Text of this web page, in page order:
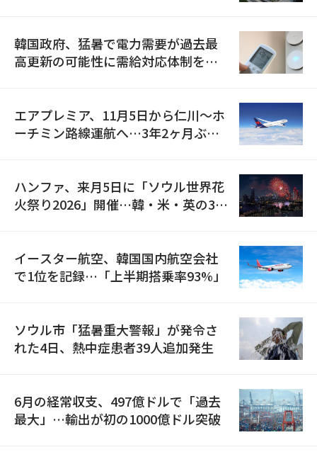
韓国政府、猛暑で電力需要が過去最
高更新の可能性に需給対応体制を点
エアプレミア、11月5日から仁川〜ホ
ーチミン路線運航へ…3年2ヶ月ぶり
ハンファ、来月5日に「ソウル世界花
火祭り2026」開催…韓・米・英の3カ
イースター航空、韓国国内航空会社
で1位を記録…「上半期搭乗率93%」
ソウル市「猛暑重大警報」が発令さ
れた4日、熱中症患者39人追加発生
6月の経常収支、497億ドルで「過去
最大」…輸出が初の1000億ドル突破